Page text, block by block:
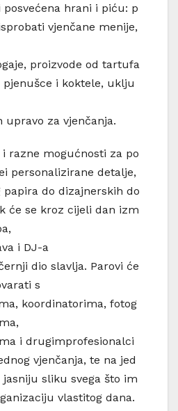
hrani i piću: p
vjenčane menije,
proizvode od tartufa
pjenušce i koktele, uklju
upravo za vjenčanja.
razne mogućnosti za po
personalizirane detalje,
do dizajnerskih do
će se kroz cijeli dan izm
i DJ-a
dio slavlja. Parovi će
s
koordinatorima, fotog
i drugimprofesionalci
vjenčanja, te na jed
sliku svega što im
vlastitog dana.